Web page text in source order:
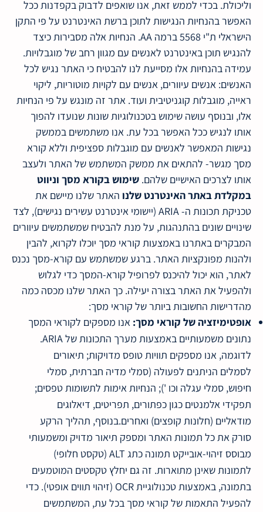
וליכולת. בכדי לממש זאת, אנו שואפים לדבוק בקפדנות ככל
האפשר בהנחיות הנגישות לתוכן ברשת האינטרנט על פי התקן
הישראלי ת"י 5568 ברמה AA. הנחיות אלה מסבירות כיצד
להנגיש תוכן באינטרנט לאנשים עם מגוון רחב של מוגבלויות.
עמידה בהנחיות אלו מסייעת לנו להבטיח כי האתר נגיש לכל
האנשים: אנשים עיוורים, אנשים עם לקויות מוטוריות, ליקוי
ראייה, מוגבלות קוגניטיבית ועוד. אתר זה מונגש על פי הנחיות
אלו, ובנוסף עושה שימוש בטכנולוגיות שונות שנועדו להפוך
אותו לנגיש ככל האפשר בכל עת. אנו משתמשים בממשק
נגישות המאפשר לאנשים עם מוגבלות ספציפית וללא קורא
מסך מגשר- להתאים את ממשק המשתמש של האתר ולעצב
אותו לצרכים האישיים שלהם. שימוש בקורא מסך וניווט
במקלדת באתר האינטרנט שלנו האתר שלנו מיישם את
טכניקת תכונות ה- ARIA (יישומי אינטרנט עשירים נגישים), לצד
שינויים שונים בהתנהגות, על מנת להבטיח שמשתמשים עיוורים
המבקרים באתרנו באמצעות קוראי מסך יוכלו לקרוא, להבין
ולהנות מפונקציות האתר. ברגע שמשתמש עם קורא-מסך נכנס
לאתר, הוא יכול להיכנס לפרופיל קורא-המסך כדי לגלוש
ולהפעיל את האתר בצורה יעילה. כך האתר שלנו מכסה כמה
מהדרישות החשובות ביותר של קוראי מסך:
אופטימיזציה של קוראי מסך: אנו מספקים לקוראי המסך
נתונים משמעותיים באמצעות מערך התכונות של ARIA.
לדוגמה, אנו מספקים תוויות טופס מדויקות; תיאורים
לסמלים הניתנים לפעולה (סמלי מדיה חברתית, סמלי
חיפוש, סמלי עגלה וכו '); הנחיות אימות לתשומות טפסים;
תפקידי אלמנטים כגון כפתורים, תפריטים, דיאלוגים
מודאליים (חלונות קופצים) ואחרים.בנוסף, תהליך הרקע
סורק את כל תמונות האתר ומספק תיאור מדויק ומשמעותי
מבוסס זיהוי-אובייקט תמונה כתג ALT (טקסט חלופי)
לתמונות שאינן מתוארות. זה גם יחלץ טקסטים המוטמעים
בתמונה, באמצעות טכנולוגיית OCR (זיהוי תווים אופטי). כדי
להפעיל התאמות של קוראי מסך בכל עת, המשתמשים